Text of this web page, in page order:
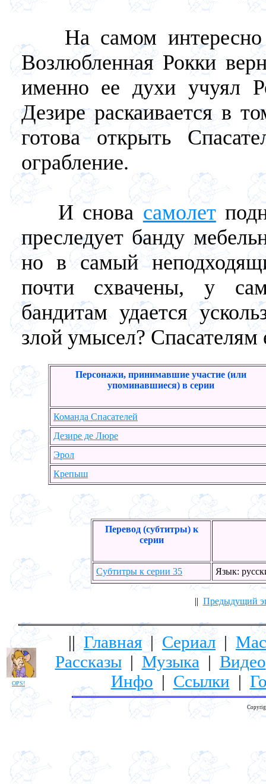
На самом интересно
Возлюбленная Рокки
именно ее духи учуял
Дезире раскаивается в
готова открыть
ограбление.
И снова самолет
преследует банду
но в самый
почти схвачены, у
бандитам удается
злой умысел? Спасателям
Персонажи, принимавшие участие (или
упоминавшиеся) в серии
Команда Спасателей
Дезире де Люре
Эрол
Крепыш
Перевод (субтитры) к
серии
Субтитры к серии 35 Язык:
|| Предыдущий
OPS!
||Главная|Сериал |
Рассказы| Музыка | Видео
Инфо | Ссылки |